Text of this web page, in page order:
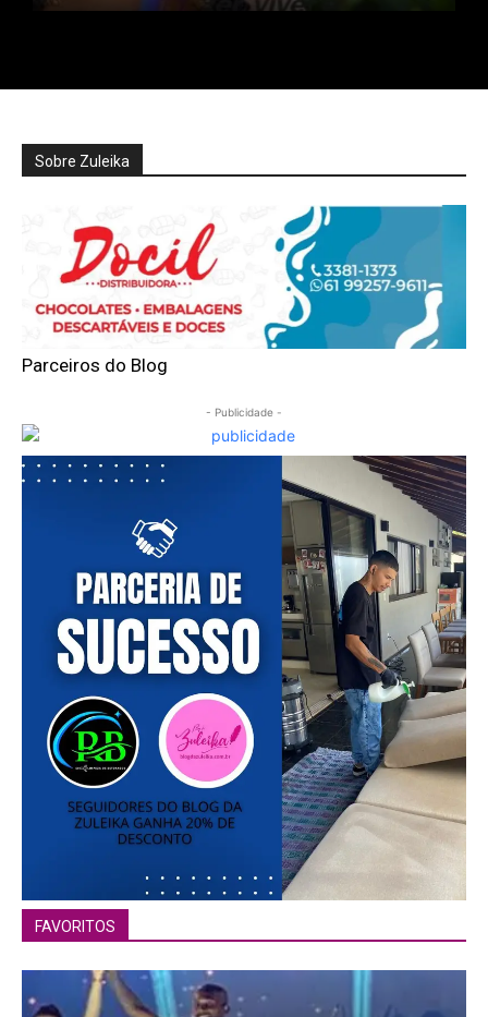
Sobre Zuleika
Parceiros do Blog
- Publicidade -
FAVORITOS